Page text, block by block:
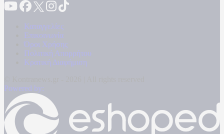
Καταγγελίες
Επικοινωνία
Όροι Χρήσης
Πολιτική Απορρήτου
Κρατική Διαφήμιση
Powered by: